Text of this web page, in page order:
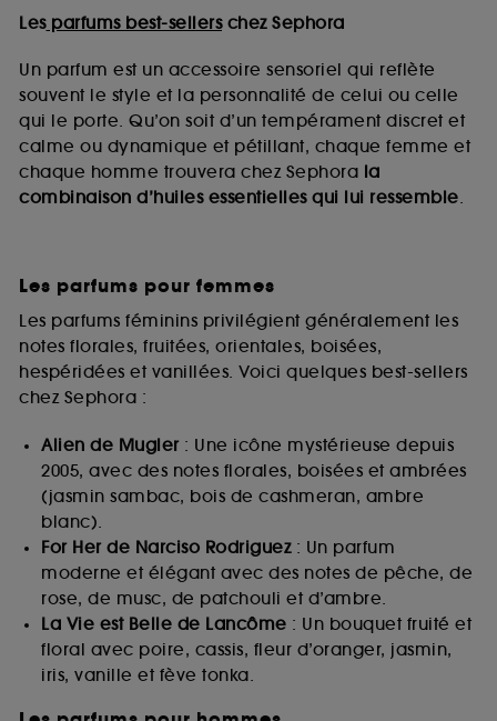
Lesparfums best-sellerschez Sephora
Un parfum est un accessoire sensoriel qui reflète
souvent le style et la personnalité de celui ou celle
qui le porte. Qu’on soit d’un tempérament discret et
calme ou dynamique et pétillant, chaque femme et
chaque homme trouvera chez Sephora la
combinaison d’huiles essentielles qui lui ressemble.
Les parfums pour femmes
Les parfums féminins privilégient généralement les
notes florales, fruitées, orientales, boisées,
hespéridées et vanillées. Voici quelques best-sellers
chez Sephora :
Alien de Mugler: Une icône mystérieuse depuis
2005, avec des notes florales, boisées et ambrées
(jasmin sambac, bois de cashmeran, ambre
blanc).
For Her de Narciso Rodriguez: Un parfum
moderne et élégant avec des notes de pêche, de
rose, de musc, de patchouli et d’ambre.
La Vie est Belle de Lancôme : Un bouquet fruité et
floral avec poire, cassis, fleur d’oranger, jasmin,
iris, vanille et fève tonka.